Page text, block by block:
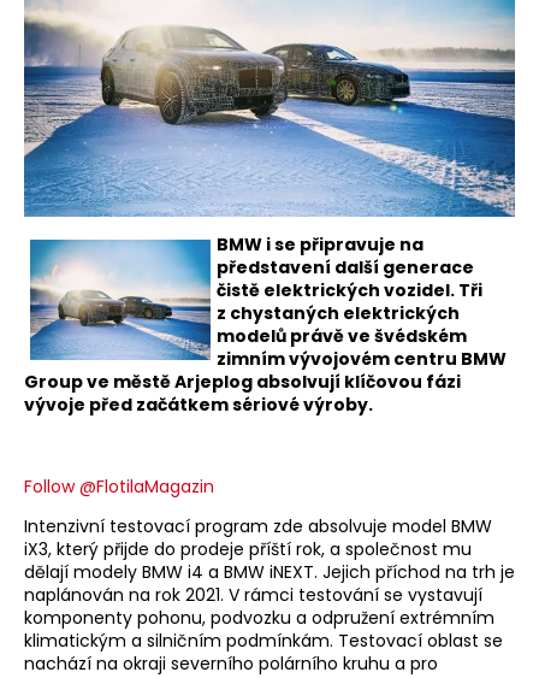
BMW i se připravuje na
představení další generace
čistě elektrických vozidel. Tři
z chystaných elektrických
modelů právě ve švédském
zimním vývojovém centru BMW
Group ve městě Arjeplog absolvují klíčovou fázi
vývoje před začátkem sériové výroby.
Follow @FlotilaMagazin
Intenzivní testovací program zde absolvuje model BMW
iX3, který přijde do prodeje příští rok, a společnost mu
dělají modely BMW i4 a BMW iNEXT. Jejich příchod na trh je
naplánován na rok 2021. V rámci testování se vystavují
komponenty pohonu, podvozku a odpružení extrémním
klimatickým a silničním podmínkám. Testovací oblast se
nachází na okraji severního polárního kruhu a pro